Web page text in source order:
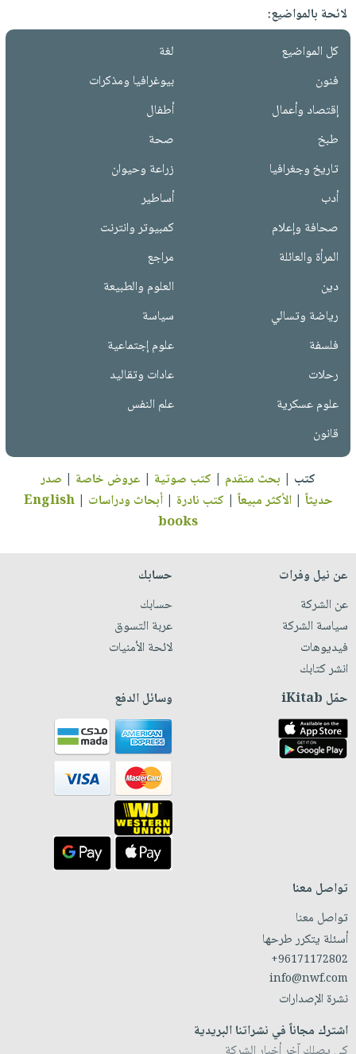
لائحة بالمواضيع:
كل المواضيع
لغة
فنون
بيوغرافيا ومذكرات
إقتصاد وأعمال
أطفال
طبخ
صحة
تاريخ وجغرافيا
زراعة وحيوان
أدب
أساطير
صحافة وإعلام
كمبيوتر وانترنت
المرأة والعائلة
مراجع
دين
العلوم والطبيعة
رياضة وتسالي
سياسة
فلسفة
علوم إجتماعية
رحلات
عادات وتقاليد
علوم عسكرية
علم النفس
قانون
كتب | بحث متقدم | كتب صوتية | عروض خاصة | صدر
حديثاً |الأكثر مبيعاً | كتب نادرة |أبحاث ودراسات |
English
books
عن نيل وفرات
عن الشركة
سياسة الشركة
فيديوهات
انشر كتابك
حسابك
حسابك
عربة التسوق
لائحة الأمنيات
حمّل iKitab وسائل الدفع
تواصل معنا
تواصل معنا
أسئلة يتكرر طرحها
+96171172802
info@nwf.com
نشرة الإصدارات
اشترك مجاناً في نشراتنا البريدية